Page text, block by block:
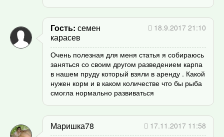
Гость семен
карасев
18.9.2017 21:10
Очень полезная для меня статья я собираюсь
заняться со своим другом разведением карпа
в нашем пруду который взяли в аренду . Какой
нужен корм и в каком количестве что бы рыба
смогла нормально развиваться
Маришка78
17.11.2017 11:58